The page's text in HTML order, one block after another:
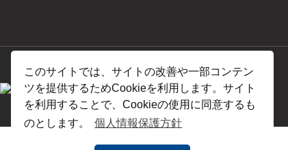
このサイトでは、サイトの改善や一部コンテン
ツを提供するためCookieを利用します。サイト
を利用することで、Cookieの使用に同意するも
のとします。
個人情報保護方針